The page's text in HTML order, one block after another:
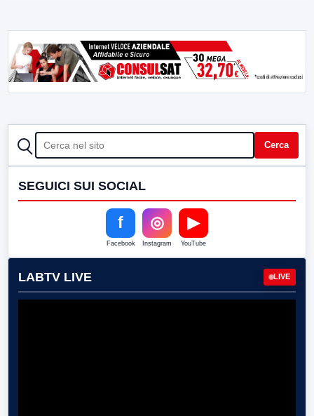
CERCA Cerca
SEGUICI SUI SOCIAL
f
Facebook
◎
Instagram
▶
YouTube
LABTV LIVE LIVE